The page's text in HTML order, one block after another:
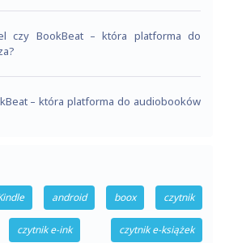
czy BookBeat – która platforma do
– która platforma do audiobooków
android boox czytnik
czytnik e-ink czytnik e-książek